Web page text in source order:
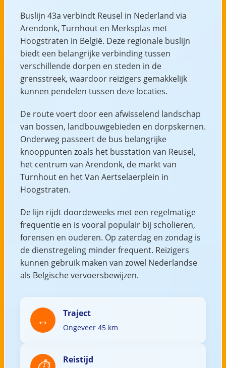
Buslijn 43a verbindt Reusel in Nederland via
Arendonk, Turnhout en Merksplas met
Hoogstraten in België. Deze regionale buslijn
biedt een belangrijke verbinding tussen
verschillende dorpen en steden in de
grensstreek, waardoor reizigers gemakkelijk
kunnen pendelen tussen deze locaties.
De route voert door een afwisselend landschap
van bossen, landbouwgebieden en dorpskernen.
Onderweg passeert de bus belangrijke
knooppunten zoals het busstation van Reusel,
het centrum van Arendonk, de markt van
Turnhout en het Van Aertselaerplein in
Hoogstraten.
De lijn rijdt doordeweeks met een regelmatige
frequentie en is vooral populair bij scholieren,
forensen en ouderen. Op zaterdag en zondag is
de dienstregeling minder frequent. Reizigers
kunnen gebruik maken van zowel Nederlandse
als Belgische vervoersbewijzen.
Traject
Ongeveer 45 km
Reistijd